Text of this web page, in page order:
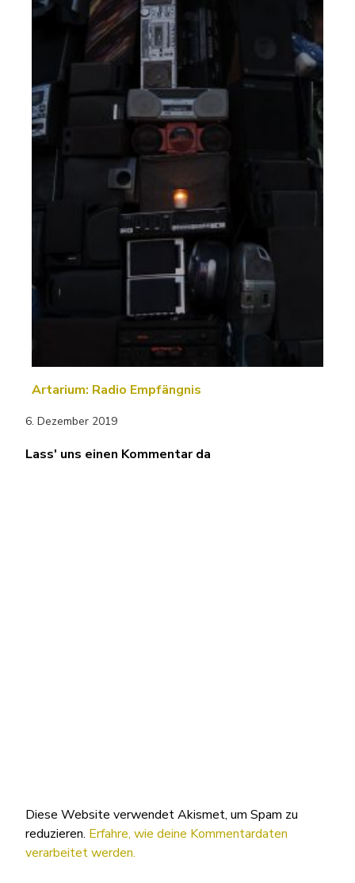
Artarium: Radio Empfängnis
6. Dezember 2019
Lass' uns einen Kommentar da
Diese Website verwendet Akismet, um Spam zu
reduzieren. Erfahre, wie deine Kommentardaten
verarbeitet werden.